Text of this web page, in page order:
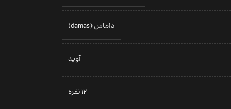
داماس (damas)
آوید
12 نفره